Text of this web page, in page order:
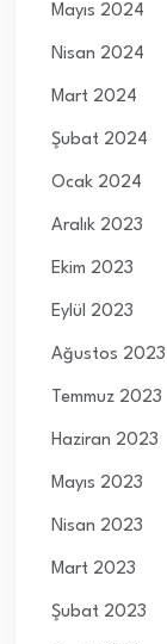
Mayıs 2024
Nisan 2024
Mart 2024
Şubat 2024
Ocak 2024
Aralık 2023
Ekim 2023
Eylül 2023
Ağustos 2023
Temmuz 2023
Haziran 2023
Mayıs 2023
Nisan 2023
Mart 2023
Şubat 2023